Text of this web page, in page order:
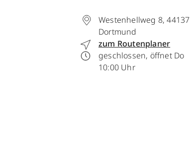
Westenhellweg 8,44137
Dortmund
zum Routenplaner
geschlossen, öffnet Do
10:00 Uhr